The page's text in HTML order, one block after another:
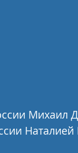
Михаил